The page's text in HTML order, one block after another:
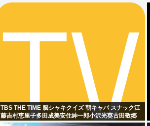
TBS THE TIME 脳シャキクイズ 朝キャバ スナック江
藤吉村恵里子多田成美安住紳一郎小沢光葵古田敬郷